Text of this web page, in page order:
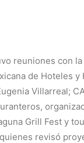
reuniones con
de Hoteles y
Villarreal;
Grill Fest y
revisó